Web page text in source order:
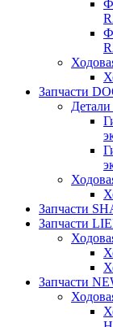
Запчасти
Запчасти
Запчасти
Запчасти